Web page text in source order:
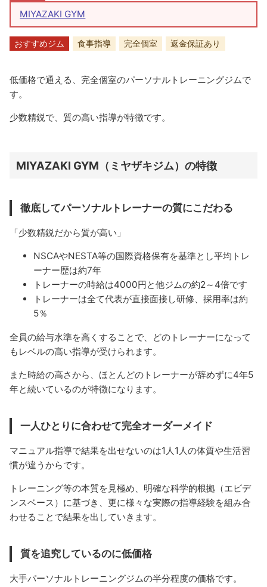
MIYAZAKI GYM
おすすめジム 食事指導 完全個室 返金保証あり
低価格で通える、完全個室のパーソナルトレーニングジムで
す。
少数精鋭で、質の高い指導が特徴です。
MIYAZAKI GYM（ミヤザキジム）の特徴
徹底してパーソナルトレーナーの質にこだわる
「少数精鋭だから質が高い」
NSCAやNESTA等の国際資格保有を基準とし平均トレ
ーナー歴は約7年
トレーナーの時給は4000円と他ジムの約2～4倍です
トレーナーは全て代表が直接面接し研修、採用率は約
5％
全員の給与水準を高くすることで、どのトレーナーになって
もレベルの高い指導が受けられます。
また時給の高さから、ほとんどのトレーナーが辞めずに4年5
年と続いているのが特徴になります。
一人ひとりに合わせて完全オーダーメイド
マニュアル指導で結果を出せないのは1人1人の体質や生活習
慣が違うからです。
トレーニング等の本質を見極め、明確な科学的根拠（エビデ
ンスベース）に基づき、更に様々な実際の指導経験を組み合
わせることで結果を出していきます。
質を追究しているのに低価格
大手パーソナルトレーニングジムの半分程度の価格です。